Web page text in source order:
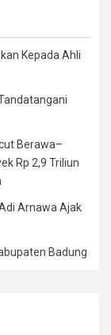
Kepada Ahli
Berawa–
Rp 2,9 Triliun
Arnawa Ajak
Badung